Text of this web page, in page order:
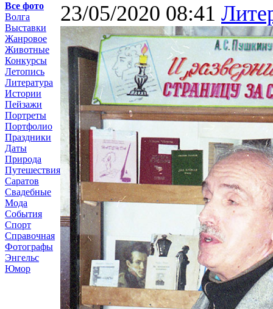
Все фото
Волга
Выставки
Жанровое
Животные
Конкурсы
Летопись
Литература
Истории
Пейзажи
Портреты
Портфолио
Праздники
Даты
Природа
Путешествия
Саратов
Свадебные
Мода
События
Спорт
Справочная
Фотографы
Энгельс
Юмор
23/05/2020 08:41